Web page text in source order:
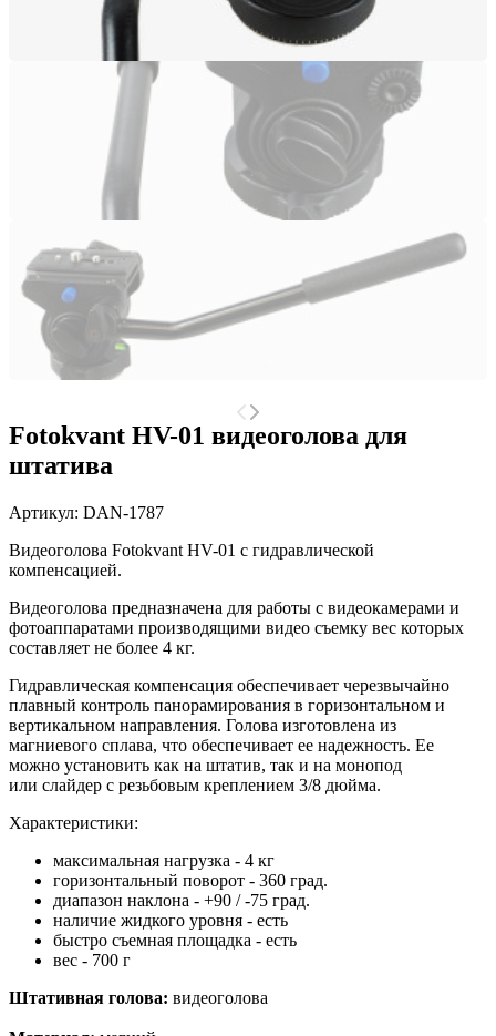
Fotokvant HV-01 видеоголова для
штатива
Артикул: DAN-1787
Видеоголова Fotokvant HV-01 с гидравлической
компенсацией.
Видеоголова предназначена для работы с видеокамерами и
фотоаппаратами производящими видео съемку вес которых
составляет не более 4 кг.
Гидравлическая компенсация обеспечивает черезвычайно
плавный контроль панорамирования в горизонтальном и
вертикальном направления. Голова изготовлена из
магниевого сплава, что обеспечивает ее надежность. Ее
можно установить как на штатив, так и на монопод
или слайдер с резьбовым креплением 3/8 дюйма.
Характеристики:
максимальная нагрузка - 4 кг
горизонтальный поворот - 360 град.
диапазон наклона - +90 / -75 град.
наличие жидкого уровня - есть
быстро съемная площадка - есть
вес - 700 г
Штативная голова: видеоголова